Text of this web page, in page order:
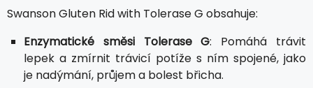
Swanson Gluten Rid with Tolerase G obsahuje:
Enzymatické směsi Tolerase G: Pomáhá trávit
lepek a zmírnit trávicí potíže s ním spojené, jako
je nadýmání, průjem a bolest břicha.